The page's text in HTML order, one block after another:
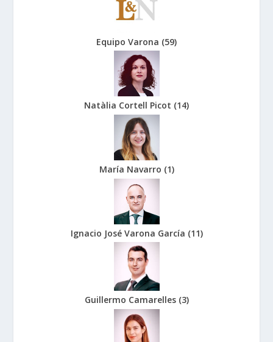
Equipo Varona (59)
Natàlia Cortell Picot (14)
María Navarro (1)
Ignacio José Varona García (11)
Guillermo Camarelles (3)